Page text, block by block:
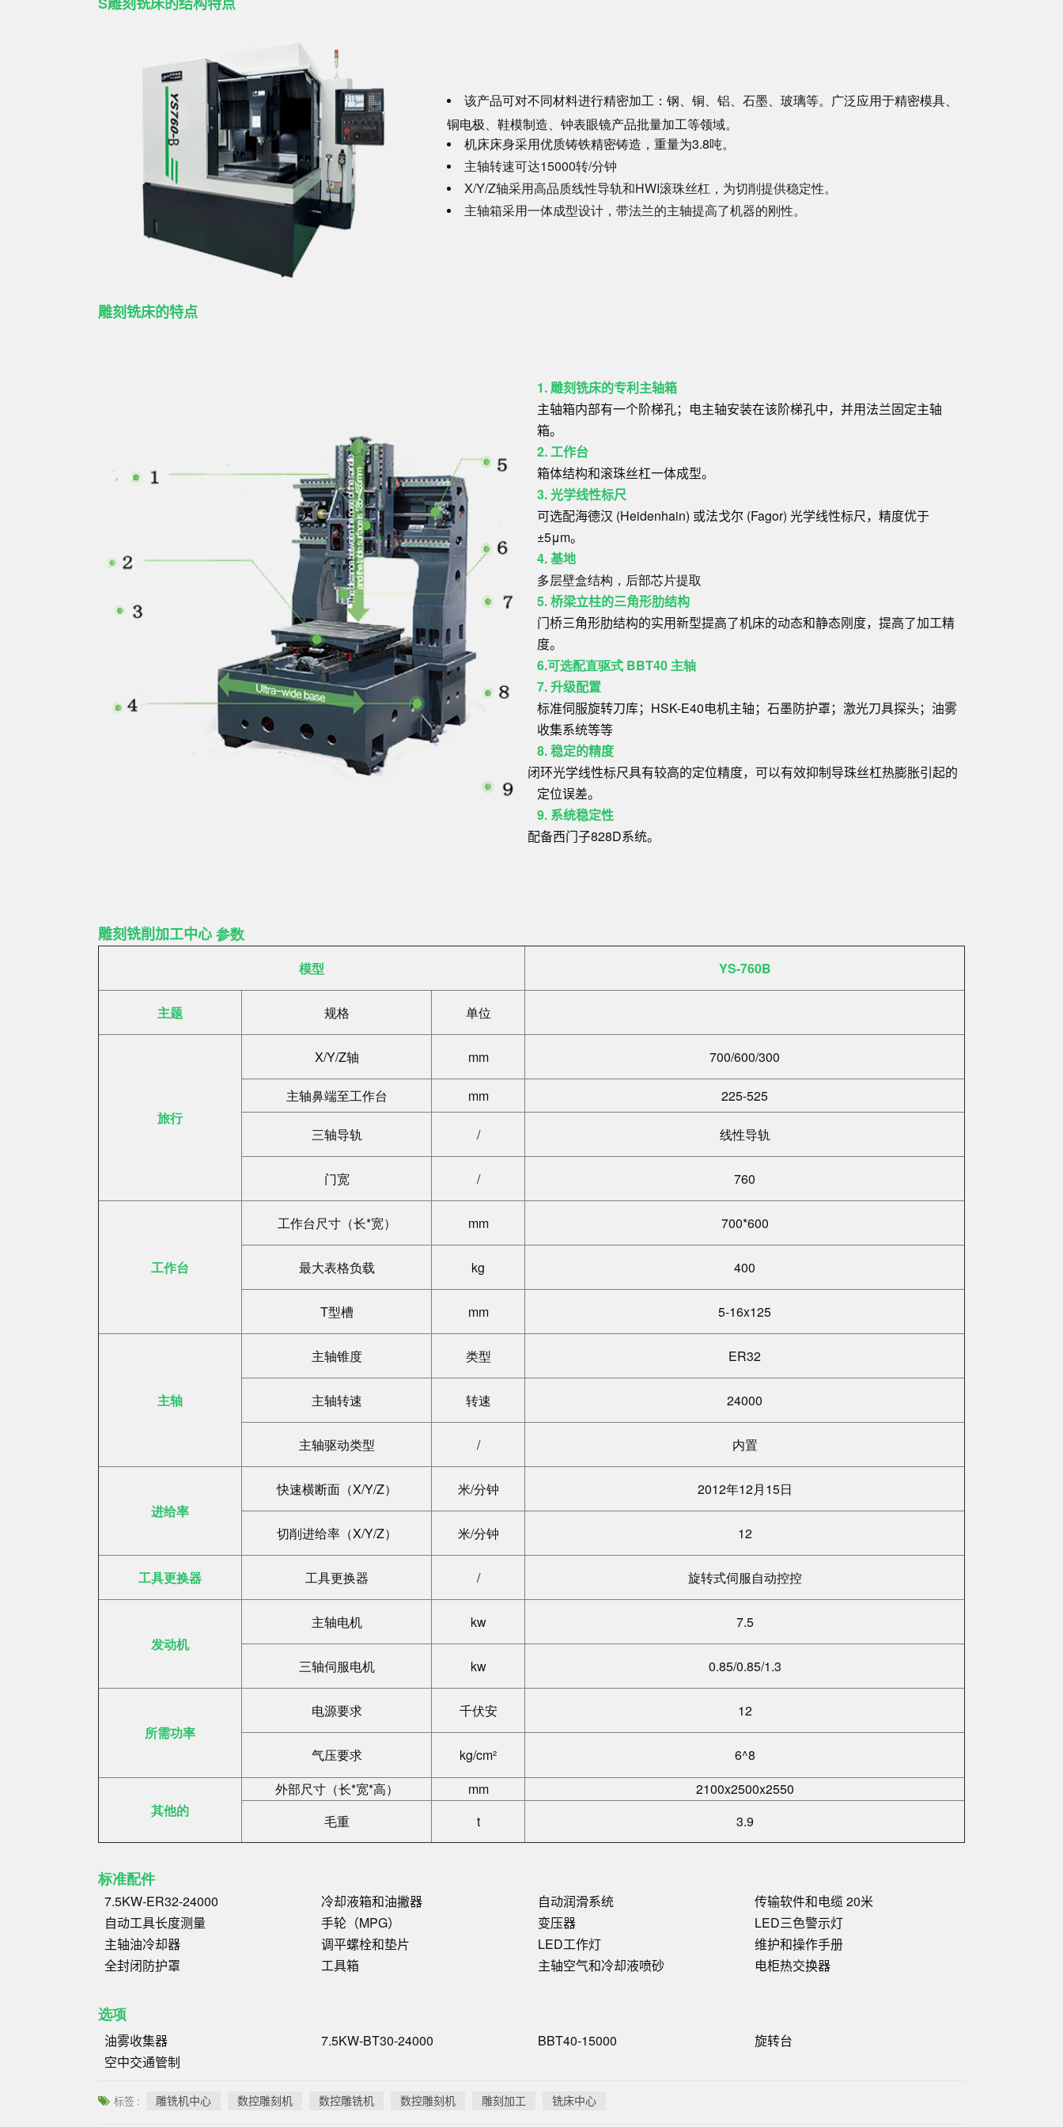
该产品可对不同材料进行精密加工：钢、铜、铝、石墨、玻璃等。广泛应用于精密模具、
铜电极、鞋模制造、钟表眼镜产品批量加工等领域。
机床床身采用优质铸铁精密铸造，重量为3.8吨。
主轴转速可达15000转/分钟
X/Y/Z轴采用高品质线性导轨和HWI滚珠丝杠，为切削提供稳定性。
主轴箱采用一体成型设计，带法兰的主轴提高了机器的刚性。
雕刻铣床的特点
1. 雕刻铣床的专利主轴箱
主轴箱内部有一个阶梯孔；电主轴安装在该阶梯孔中，并用法兰固定主轴
箱。
2. 工作台
箱体结构和滚珠丝杠一体成型。
3. 光学线性标尺
可选配海德汉 (Heidenhain) 或法戈尔 (Fagor) 光学线性标尺，精度优于
±5μm。
4. 基地
多层壁盒结构，后部芯片提取
5. 桥梁立柱的三角形肋结构
门桥三角形肋结构的实用新型提高了机床的动态和静态刚度，提高了加工精
度。
6.可选配直驱式 BBT40 主轴
7. 升级配置
标准伺服旋转刀库；HSK-E40电机主轴；石墨防护罩；激光刀具探头；油雾
收集系统等等
8. 稳定的精度
闭环光学线性标尺具有较高的定位精度，可以有效抑制导珠丝杠热膨胀引起的
定位误差。
9. 系统稳定性
配备西门子828D系统。
雕刻铣削加工中心参数
模型 YS-760B
主题 规格 单位
旅行
X/Y/Z轴 mm 700/600/300
主轴鼻端至工作台 mm 225-525
三轴导轨 / 线性导轨
门宽 / 760
工作台
工作台尺寸（长*宽） mm 700*600
最大表格负载 kg 400
T型槽 mm 5-16x125
主轴
主轴锥度 类型 ER32
主轴转速 转速 24000
主轴驱动类型 / 内置
进给率
快速横断面（X/Y/Z） 米/分钟 2012年12月15日
切削进给率（X/Y/Z） 米/分钟 12
工具更换器 工具更换器 / 旋转式伺服自动控控
发动机
主轴电机 kw 7.5
三轴伺服电机 kw 0.85/0.85/1.3
所需功率
电源要求 千伏安 12
气压要求 kg/cm² 6^8
其他的
外部尺寸（长*宽*高） mm
2100x2500x2550
毛重
t 3.9
标准配件
7.5KW-ER32-24000
自动工具长度测量
主轴油冷却器
全封闭防护罩
冷却液箱和油撇器
手轮（MPG）
调平螺栓和垫片
工具箱
自动润滑系统
变压器
LED工作灯
主轴空气和冷却液喷砂
传输软件和电缆 20米
LED三色警示灯
维护和操作手册
电柜热交换器
选项
油雾收集器
空中交通管制
7.5KW-BT30-24000 BBT40-15000 旋转台
标签 : 雕铣机中心 数控雕刻机 数控雕铣机 数控雕刻机 雕刻加工 铣床中心